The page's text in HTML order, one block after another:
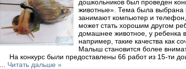
дошкольников был проведен
животные». Тема была выбрана
занимают компьютер и
может стать хорошим другом
домашнее животное, у ребенка
например, такие качества как
Малыш становится более
На конкурс были предоставлены 66 работ из 15-ти
Читать дальше »